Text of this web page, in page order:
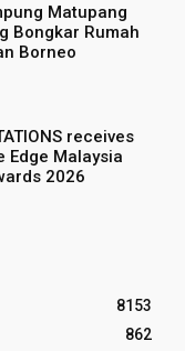
Matupang
Bongkar Rumah
Borneo
receives
Edge Malaysia
2026
8153
862